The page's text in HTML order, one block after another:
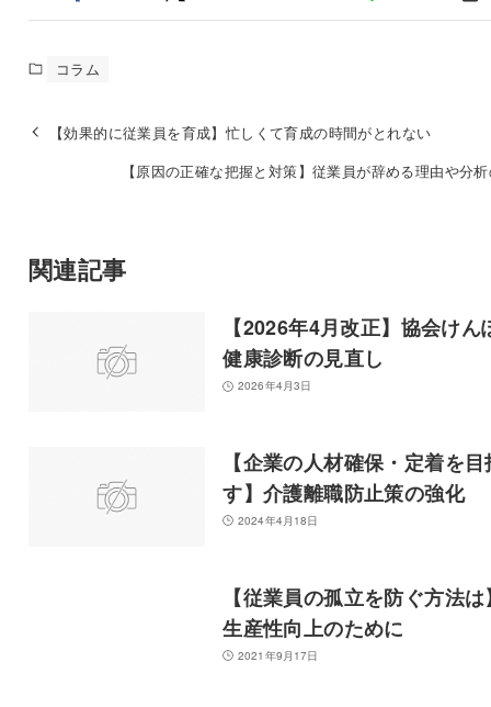
コラム
【効果的に従業員を育成】忙しくて育成の時間がとれない
【原因の正確な把握と対策】従業員が辞める理由や分
関連記事
【2026年4月改正】協会けん
健康診断の見直し
2026年4月3日
【企業の人材確保・定着を目
す】介護離職防止策の強化
2024年4月18日
【従業員の孤立を防ぐ方法は
生産性向上のために
2021年9月17日